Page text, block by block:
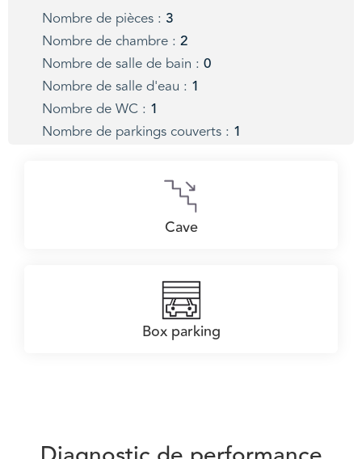
Cave
Box parking
Nombre de pièces : 3
Nombre de chambre : 2
Nombre de salle de bain : 0
Nombre de salle d'eau : 1
Nombre de WC : 1
Nombre de parkings couverts : 1